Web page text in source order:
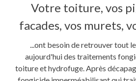
Votre toiture, vos
facades, vos murets,
...ont besoin de retrouver tout
aujourd'hui des traitements
toiture et hydrofuge. Après